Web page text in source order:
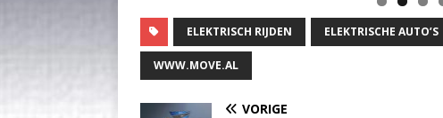
ELEKTRISCH RIJDEN ELEKTRISCHE AUTO’S
WWW.MOVE.AL
VORIGE